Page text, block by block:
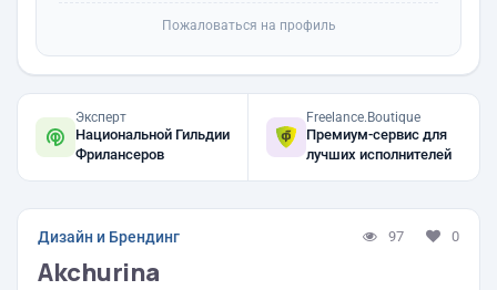
Пожаловаться на профиль
Эксперт
Национальной Гильдии
Фрилансеров
Freelance.Boutique
Премиум-сервис для
лучших исполнителей
Дизайн и Брендинг 97 0
Akchurina